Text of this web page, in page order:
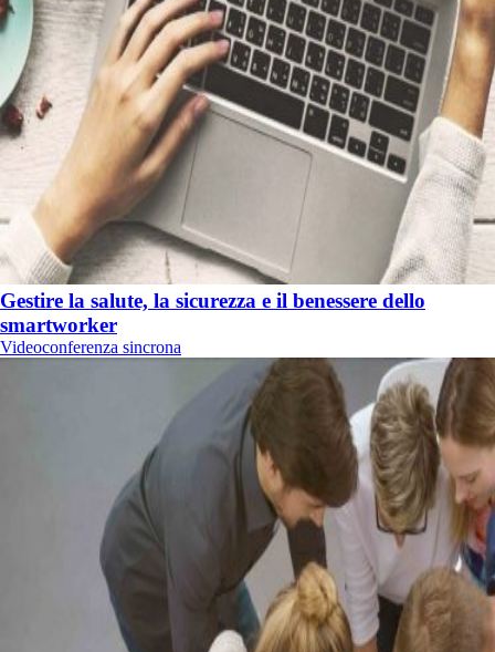
Gestire la salute, la sicurezza e il benessere dello
smartworker
Videoconferenza sincrona